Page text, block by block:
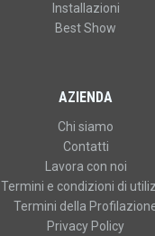
Installazioni
Best Show
AZIENDA
Chi siamo
Contatti
Lavora con noi
Termini e condizioni di
Termini della
Privacy Policy